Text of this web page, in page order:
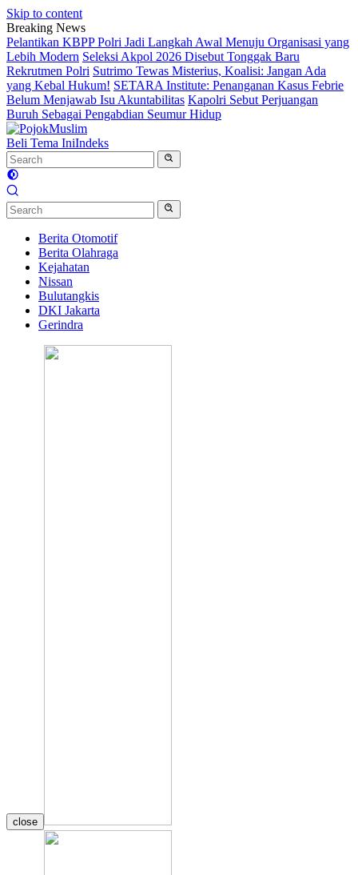
Skip to content
Breaking News
Pelantikan KBPP Polri Jadi Langkah Awal Menuju Organisasi yang
Lebih Modern Seleksi Akpol 2026 Disebut Tonggak Baru
Rekrutmen Polri Sutrimo Tewas Misterius, Koalisi: Jangan Ada
yang Kebal Hukum! SETARA Institute: Penanganan Kasus Febrie
Belum Menjawab Isu Akuntabilitas Kapolri Sebut Perjuangan
Buruh Sebagai Pengabdian Seumur Hidup
Beli Tema IniIndeks
Berita Otomotif
Berita Olahraga
Kejahatan
Nissan
Bulutangkis
DKI Jakarta
Gerindra
close